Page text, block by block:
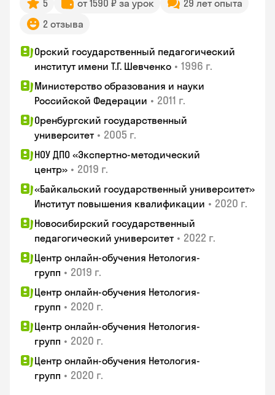
5 от 1590 ₽ за урок
29 лет опыта
2 отзыва
Орский государственный педагогический
институт имени Т.Г. Шевченко • 1996 г.
Министерство образования и науки
Российской Федерации • 2011 г.
Оренбургский государственный
университет • 2005 г.
НОУ ДПО «Экспертно-методический
центр» • 2019 г.
«Байкальский государственный университет»
Институт повышения квалификации • 2020 г.
Новосибирский государственный
педагогический университет • 2022 г.
Центр онлайн-обучения Нетология-
групп • 2019 г.
Центр онлайн-обучения Нетология-
групп • 2020 г.
Центр онлайн-обучения Нетология-
групп • 2020 г.
Центр онлайн-обучения Нетология-
групп • 2020 г.